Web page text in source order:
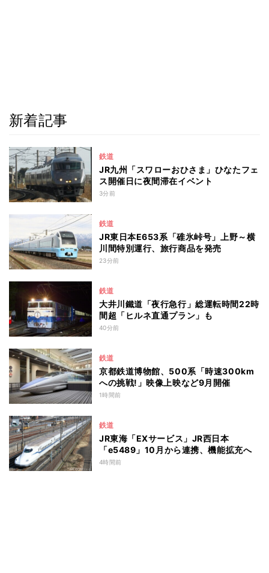
新着記事
鉄道
JR九州「スワローおひさま」ひなたフェ
ス開催日に夜間滞在イベント
3分前
鉄道
JR東日本E653系「碓氷峠号」上野～横
川間特別運行、旅行商品を発売
23分前
鉄道
大井川鐵道「夜行急行」総運転時間22時
間超「ヒルネ直通プラン」も
40分前
鉄道
京都鉄道博物館、500系「時速300km
への挑戦!」映像上映など9月開催
1時間前
鉄道
JR東海「EXサービス」JR西日本
「e5489」10月から連携、機能拡充へ
4時間前